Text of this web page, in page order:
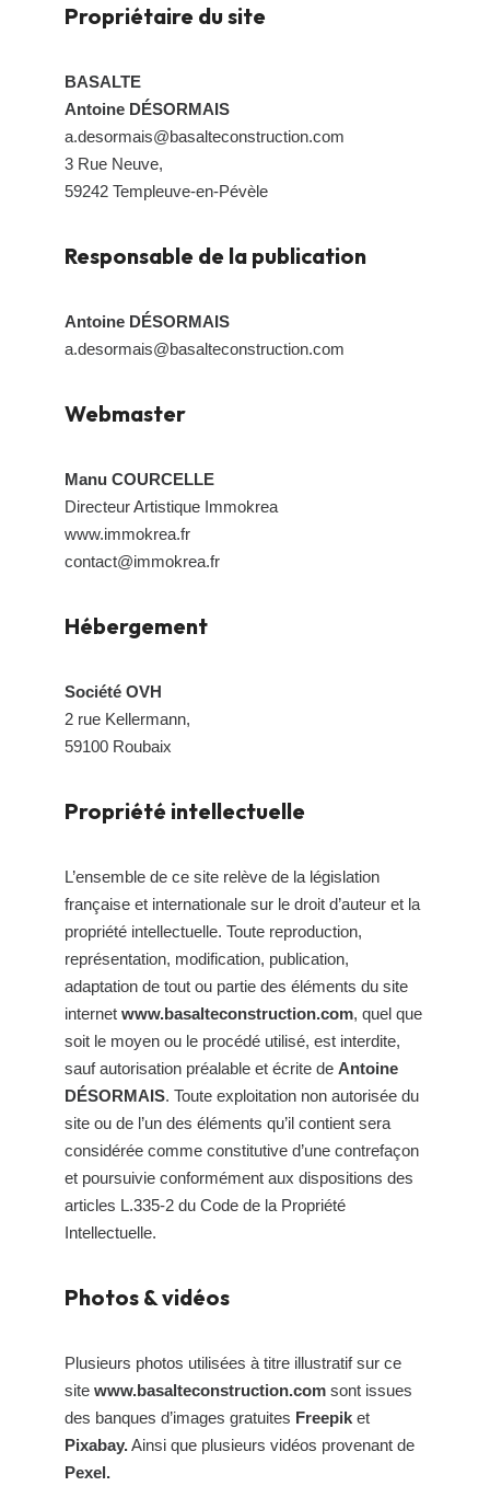
Propriétaire du site
BASALTE
Antoine DÉSORMAIS
a.desormais@basalteconstruction.com
3 Rue Neuve,
59242 Templeuve-en-Pévèle
Responsable de la publication
Antoine DÉSORMAIS
a.desormais@basalteconstruction.com
Webmaster
Manu COURCELLE
Directeur Artistique Immokrea
www.immokrea.fr
contact@immokrea.fr
Hébergement
Société OVH
2 rue Kellermann,
59100 Roubaix
Propriété intellectuelle
L’ensemble de ce site relève de la législation
française et internationale sur le droit d’auteur et la
propriété intellectuelle. Toute reproduction,
représentation, modification, publication,
adaptation de tout ou partie des éléments du site
internet www.basalteconstruction.com, quel que
soit le moyen ou le procédé utilisé, est interdite,
sauf autorisation préalable et écrite de Antoine
DÉSORMAIS. Toute exploitation non autorisée du
site ou de l’un des éléments qu’il contient sera
considérée comme constitutive d’une contrefaçon
et poursuivie conformément aux dispositions des
articles L.335-2 du Code de la Propriété
Intellectuelle.
Photos & vidéos
Plusieurs photos utilisées à titre illustratif sur ce
site www.basalteconstruction.com sont issues
des banques d’images gratuites Freepik et
Pixabay.Ainsi que plusieurs vidéos provenant de
Pexel.